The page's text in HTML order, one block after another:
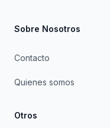
Sobre Nosotros
Contacto
Quienes somos
Otros